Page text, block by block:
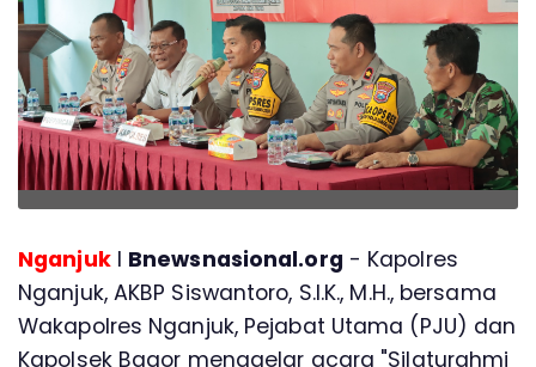
Nganjukl Bnewsnasional.org - Kapolres
Nganjuk, AKBP Siswantoro, S.I.K., M.H., bersama
Wakapolres Nganjuk, Pejabat Utama (PJU) dan
Kapolsek Bagor menggelar acara "Silaturahmi